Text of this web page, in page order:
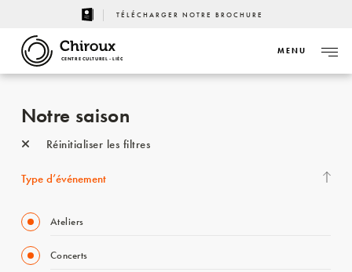
TÉLÉCHARGER NOTRE BROCHURE
CENTRE CULTUREL - LIÈGE
MENU
Notre saison
Réinitialiser les filtres
Type d’événement
Ateliers
Concerts